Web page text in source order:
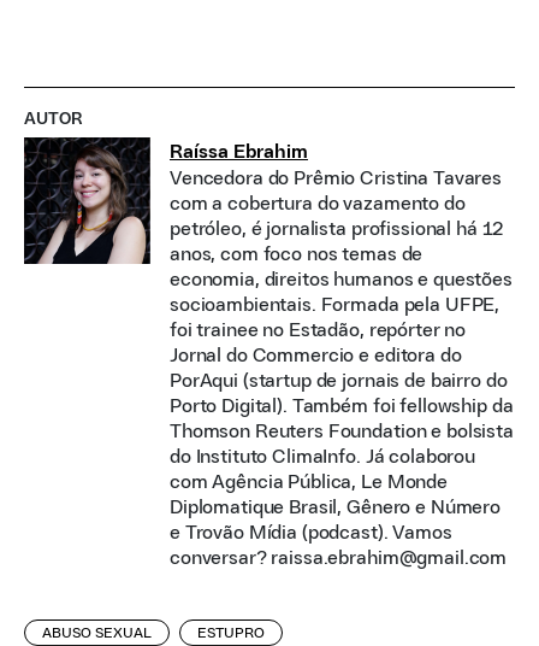
AUTOR
Raíssa Ebrahim
Vencedora do Prêmio Cristina Tavares
com a cobertura do vazamento do
petróleo, é jornalista profissional há 12
anos, com foco nos temas de
economia, direitos humanos e questões
socioambientais. Formada pela UFPE,
foi trainee no Estadão, repórter no
Jornal do Commercio e editora do
PorAqui (startup de jornais de bairro do
Porto Digital). Também foi fellowship da
Thomson Reuters Foundation e bolsista
do Instituto ClimaInfo. Já colaborou
com Agência Pública, Le Monde
Diplomatique Brasil, Gênero e Número
e Trovão Mídia (podcast). Vamos
conversar? raissa.ebrahim@gmail.com
ABUSO SEXUAL ESTUPRO